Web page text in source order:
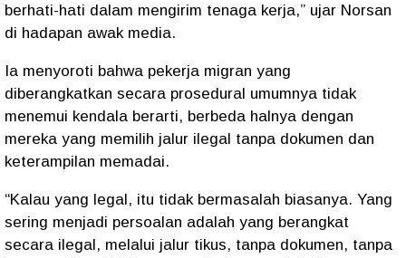
berhati-hati dalam mengirim tenaga kerja,” ujar Norsan
di hadapan awak media.
Ia menyoroti bahwa pekerja migran yang
diberangkatkan secara prosedural umumnya tidak
menemui kendala berarti, berbeda halnya dengan
mereka yang memilih jalur ilegal tanpa dokumen dan
keterampilan memadai.
“Kalau yang legal, itu tidak bermasalah biasanya. Yang
sering menjadi persoalan adalah yang berangkat
secara ilegal, melalui jalur tikus, tanpa dokumen, tanpa